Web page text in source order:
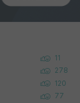
11
278
120
77